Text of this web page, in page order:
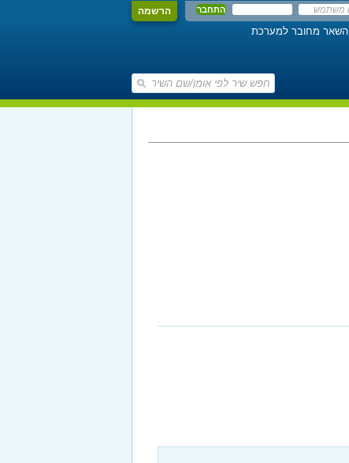
הרשמה
השאר מחובר למערכת